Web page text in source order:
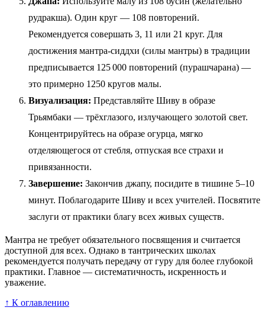
рудракша). Один круг — 108 повторений.
Рекомендуется совершать 3, 11 или 21 круг. Для
достижения мантра-сиддхи (силы мантры) в традиции
предписывается 125 000 повторений (пурашчарана) —
это примерно 1250 кругов малы.
Визуализация: Представляйте Шиву в образе
Трьямбаки — трёхглазого, излучающего золотой свет.
Концентрируйтесь на образе огурца, мягко
отделяющегося от стебля, отпуская все страхи и
привязанности.
Завершение: Закончив джапу, посидите в тишине 5–10
минут. Поблагодарите Шиву и всех учителей. Посвятите
заслуги от практики благу всех живых существ.
Мантра не требует обязательного посвящения и считается
доступной для всех. Однако в тантрических школах
рекомендуется получать передачу от гуру для более глубокой
практики. Главное — систематичность, искренность и
уважение.
↑ К оглавлению